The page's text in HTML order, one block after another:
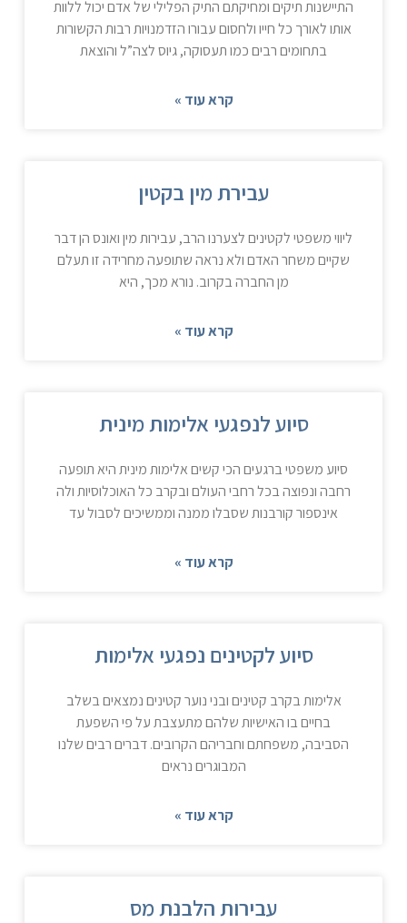
התיישנות תיקים ומחיקתם התיק הפלילי של אדם יכול ללוות
אותו לאורך כל חייו ולחסום עבורו הזדמנויות רבות הקשורות
בתחומים רבים כמו תעסוקה, גיוס לצה”ל והוצאת
קרא עוד »
עבירת מין בקטין
ליווי משפטי לקטינים לצערנו הרב, עבירות מין ואונס הן דבר
שקיים משחר האדם ולא נראה שתופעה מחרידה זו תעלם
מן החברה בקרוב. נורא מכך, היא
קרא עוד »
סיוע לנפגעי אלימות מינית
סיוע משפטי ברגעים הכי קשים אלימות מינית היא תופעה
רחבה ונפוצה בכל רחבי העולם ובקרב כל האוכלוסיות ולה
אינספור קורבנות שסבלו ממנה וממשיכים לסבול עד
קרא עוד »
סיוע לקטינים נפגעי אלימות
אלימות בקרב קטינים ובני נוער קטינים נמצאים בשלב
בחיים בו האישיות שלהם מתעצבת על פי השפעת
הסביבה, משפחתם וחבריהם הקרובים. דברים רבים שלנו
המבוגרים נראים
קרא עוד »
עבירות הלבנת מס